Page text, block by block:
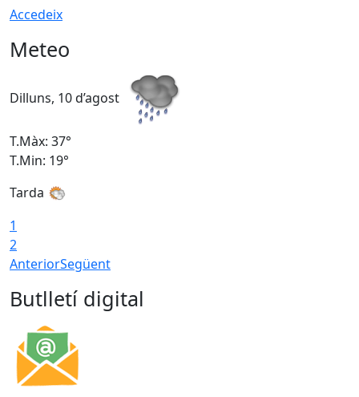
Accedeix
Meteo
Dilluns, 10 d’agost
T.Màx: 37°
T.Min: 19°
Tarda
1
2
AnteriorSegüent
Butlletí digital